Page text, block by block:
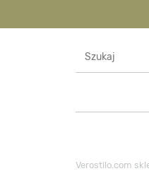
Verostilo.com